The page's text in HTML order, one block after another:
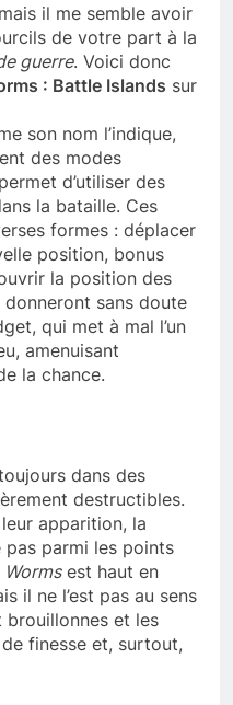
il me semble avoir
de votre part à la
guerre. Voici donc
: Battle Islands sur
son nom l’indique,
des modes
d’utiliser des
la bataille. Ces
formes : déplacer
position, bonus
la position des
sans doute
qui met à mal l’un
amenuisant
la chance.
dans des
destructibles.
apparition, la
parmi les points
Wormsest haut en
il ne l’est pas au sens
et les
finesse et, surtout,